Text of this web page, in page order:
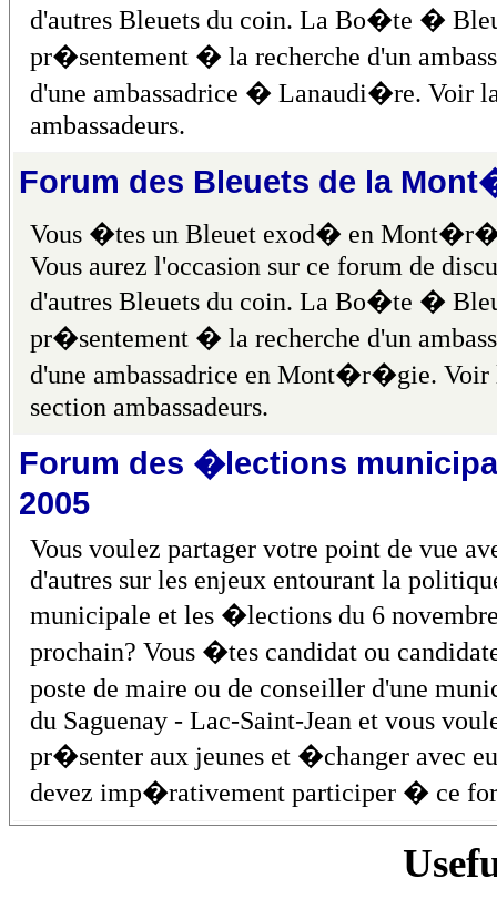
d'autres Bleuets du coin. La Bo�te �
pr�sentement � la recherche d'un
d'une ambassadrice � Lanaudi�re. Voir
ambassadeurs.
Forum des Bleuets de la
Vous �tes un Bleuet exod� en
Vous aurez l'occasion sur ce forum de
d'autres Bleuets du coin. La Bo�te �
pr�sentement � la recherche d'un
d'une ambassadrice en Mont�r�gie. Voir
section ambassadeurs.
Forum des �lections
2005
Vous voulez partager votre point de vue
d'autres sur les enjeux entourant la
municipale et les �lections du 6
prochain? Vous �tes candidat ou
poste de maire ou de conseiller d'une
du Saguenay - Lac-Saint-Jean et vous
pr�senter aux jeunes et �changer avec
devez imp�rativement participer � ce